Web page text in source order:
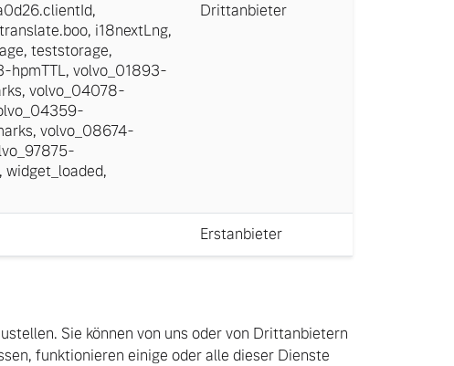
,
, i18nextLng,
, teststorage,
hpmTTL, volvo_01893-
, volvo_04078-
, volvo_08674-
widget_loaded,
Drittanbieter
Erstanbieter
Sie können von uns oder von Drittanbietern
funktionieren einige oder alle dieser Dienste